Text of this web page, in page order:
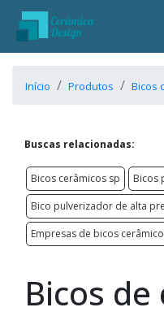
Início Produtos Bicos
Buscas relacionadas:
Bicos cerâmicos sp
Bicos
Bico pulverizador de alta
Empresas de bicos
Bicos